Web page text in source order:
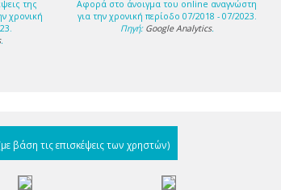
της
χρονική
.
Αφορά στο άνοιγμα του online αναγνώστη
για την χρονική περίοδο 07/2018 - 07/2023.
Πηγή: Google Analytics.
βάση τις επισκέψεις των χρηστών)